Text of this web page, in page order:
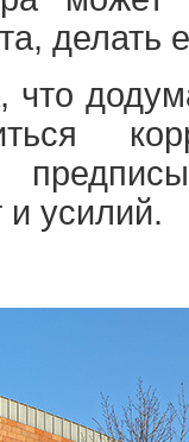
делать
что
усилий.